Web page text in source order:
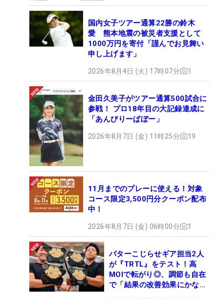
国内女子ツアー通算22勝の鈴木
愛 熊本地震の被災者支援として
1000万円を寄付「謹んでお見舞い
申し上げます」
2026年8月4日 (火) 17時07分 1
金田久美子がツアー通算500試合に
参戦！ プロ18年目の大記録達成に
「あんびりーばぼー」
2026年8月7日 (金) 11時25分 19
11月までのプレーに使える！対象
コース限定3,500円分クーポン配布
中！
2026年8月7日 (金) 06時00分 1
パターこじらせギア担当2人
が『TRTL』をテスト！高
MOIで転がり◎、調節も自在
で「結果の改善効果にかなり